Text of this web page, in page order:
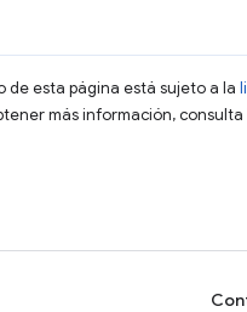
de esta página está sujeto a la
más información, consulta